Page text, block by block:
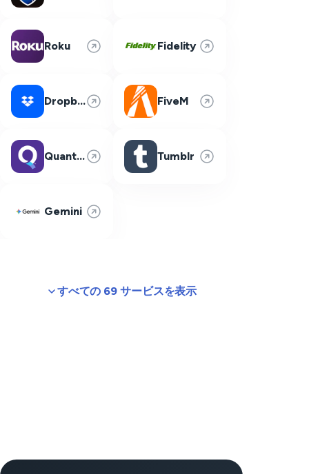
Roku Fidelity
Dropbox FiveM
Quantum Fiber Tumblr
Gemini
すべての 69 サービスを表示